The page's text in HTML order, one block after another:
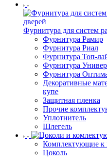
Фурнитура для систем
Фурнитура Рамир
Фурнитура Риал
Фурнитура Топ-
Фурнитура
Фурнитура
Декоративные
купе
Защитная пленка
Прочие
Уплотнитель
Шлегель
Комплектующие к
Цоколь